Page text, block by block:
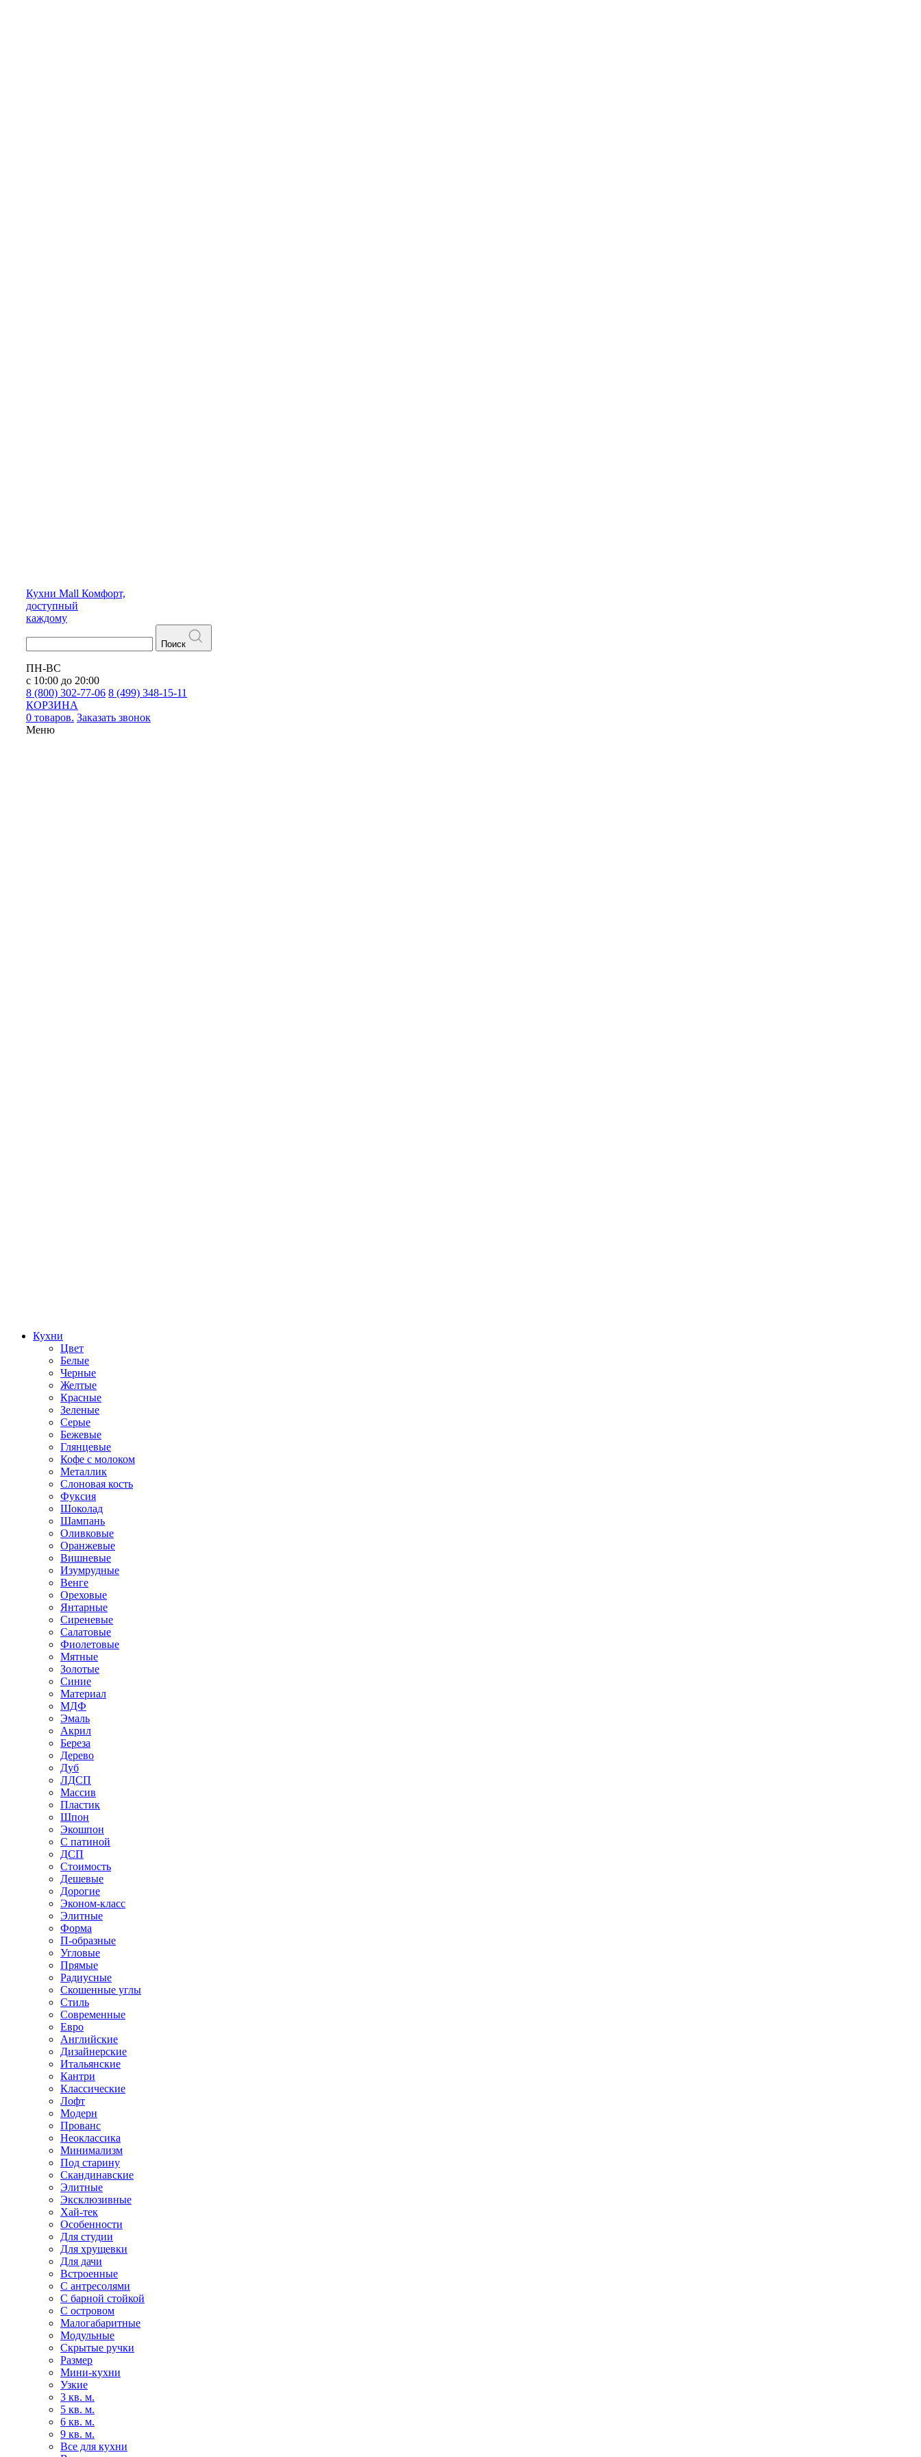
Кухни Mall Комфорт,
доступный
каждому
Поиск
ПН-ВС
с 10:00 до 20:00
8 (800) 302-77-06 8 (499) 348-15-11
КОРЗИНА
0 товаров. Заказать звонок
Меню
Кухни
Цвет
Белые
Черные
Желтые
Красные
Зеленые
Серые
Бежевые
Глянцевые
Кофе с молоком
Металлик
Слоновая кость
Фуксия
Шоколад
Шампань
Оливковые
Оранжевые
Вишневые
Изумрудные
Венге
Ореховые
Янтарные
Сиреневые
Салатовые
Фиолетовые
Мятные
Золотые
Синие
Материал
МДФ
Эмаль
Акрил
Береза
Дерево
Дуб
ЛДСП
Массив
Пластик
Шпон
Экошпон
С патиной
ДСП
Стоимость
Дешевые
Дорогие
Эконом-класс
Элитные
Форма
П-образные
Угловые
Прямые
Радиусные
Скошенные углы
Стиль
Современные
Евро
Английские
Дизайнерские
Итальянские
Кантри
Классические
Лофт
Модерн
Прованс
Неоклассика
Минимализм
Под старину
Скандинавские
Элитные
Эксклюзивные
Хай-тек
Особенности
Для студии
Для хрущевки
Для дачи
Встроенные
С антресолями
С барной стойкой
С островом
Малогабаритные
Модульные
Скрытые ручки
Размер
Мини-кухни
Узкие
3 кв. м.
5 кв. м.
6 кв. м.
9 кв. м.
Все для кухни